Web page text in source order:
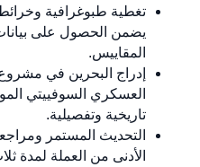
تغطية طبوغرافية
يضمن الحصول على
المقاييس.
إدراج البحرين في
العسكري السوفييتي
تاريخية وتفصيلية.
التحديث المستمر
الأدنى من العملة لمدة